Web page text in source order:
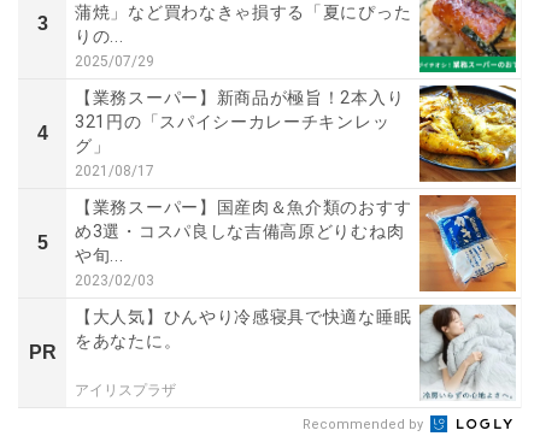
3
蒲焼」など買わなきゃ損する「夏にぴった
りの...
2025/07/29
4
【業務スーパー】新商品が極旨！2本入り
321円の「スパイシーカレーチキンレッ
グ」
2021/08/17
5
【業務スーパー】国産肉＆魚介類のおすす
め3選・コスパ良しな吉備高原どりむね肉
や旬...
2023/02/03
PR
【大人気】ひんやり冷感寝具で快適な睡眠
をあなたに。
アイリスプラザ
Recommended by